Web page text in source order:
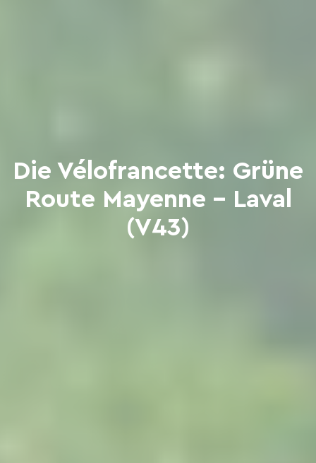
Die Vélofrancette: Grüne
Route Mayenne - Laval
(V43)